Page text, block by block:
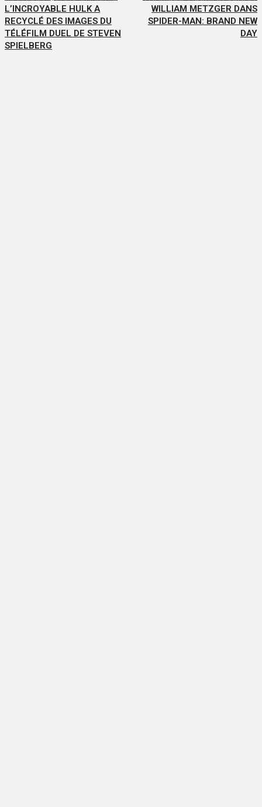
L’INCROYABLE HULK A
RECYCLÉ DES IMAGES DU
TÉLÉFILM DUEL DE STEVEN
SPIELBERG
WILLIAM METZGER DANS
SPIDER-MAN: BRAND NEW
DAY